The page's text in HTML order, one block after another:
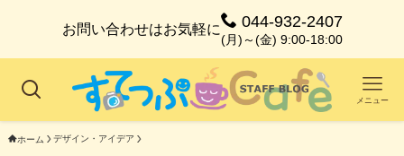
お問い合わせはお気軽に 044-932-2407
(月)～(金) 9:00-18:00
メニュー
ホーム デザイン・アイデア